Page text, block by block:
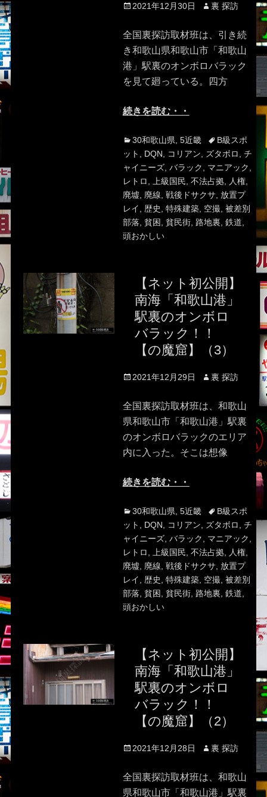
Posted
2021年12月30日 Author
裏 探訪
全国裏探訪取材班は、引き続
き和歌山県和歌山市「和歌山
港」駅裏のオンボロバラック
を見て廻っている。四方
続きを読む・・
Categories
30和歌山県 5近畿 TagsB級スポ
ット
DQN コリアン ズタボロ
チ
ャイニーズ, バラック マニアック
レトロ
上級国民 不法占拠, 人権,
廃墟
廃線 戦後ドサクサ, 放置プ
レイ
歴史 特殊建築, 空撮, 被差別
部落 貧困 貧民街, 路地裏 鉄道
頭おかしい
【ネット初公開】
南海「和歌山港」
駅裏のオンボロ
バラック！！
【の魔窟】（3）
Posted
2021年12月29日 Author
裏 探訪
全国裏探訪取材班は、和歌山
県和歌山市「和歌山港」駅裏
のオンボロバラックのエリア
内に入った。そこは想像
続きを読む・・
Categories
30和歌山県 5近畿 TagsB級スポ
ット
DQN コリアン ズタボロ
チ
ャイニーズ, バラック マニアック
レトロ
上級国民 不法占拠, 人権,
廃墟
廃線 戦後ドサクサ, 放置プ
レイ
歴史 特殊建築, 空撮, 被差別
部落 貧困 貧民街, 路地裏 鉄道
頭おかしい
【ネット初公開】
南海「和歌山港」
駅裏のオンボロ
バラック！！
【の魔窟】（2）
Posted
2021年12月28日 Author
裏 探訪
全国裏探訪取材班は、和歌山
県和歌山市「和歌山港」駅裏